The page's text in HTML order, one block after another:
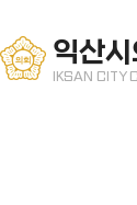
익산시
IKSAN CITY